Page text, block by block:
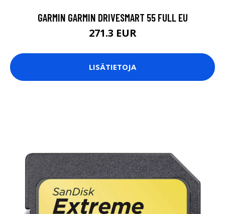
GARMIN GARMIN DRIVESMART 55 FULL EU
271.3 EUR
LISÄTIETOJA